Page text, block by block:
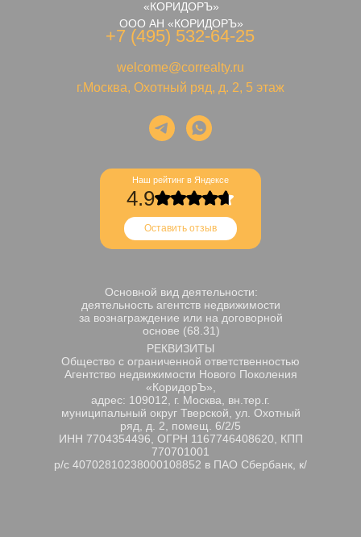
«КОРИДОРЪ»
ООО АН «КОРИДОРЪ»
г.Москва, Охотный ряд, д. 2, 5 этаж
+7 (495) 532-64-25
welcome@correalty.ru
Наш рейтинг в Яндексе
Оставить отзыв
4.9
Основной вид деятельности:
деятельность агентств недвижимости
за вознаграждение или на договорной
основе (68.31)
РЕКВИЗИТЫ
Общество с ограниченной ответственностью
Агентство недвижимости Нового Поколения
«КоридорЪ»,
адрес: 109012, г. Москва, вн.тер.г.
муниципальный округ Тверской, ул. Охотный
ряд, д. 2, помещ. 6/2/5
ИНН 7704354496, ОГРН 1167746408620, КПП
770701001
р/с 40702810238000108852 в ПАО Сбербанк, к/